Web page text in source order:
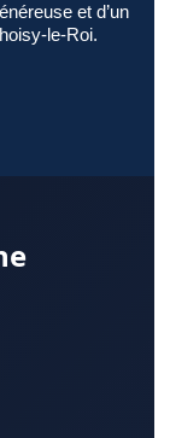
et d’un
le-Roi.